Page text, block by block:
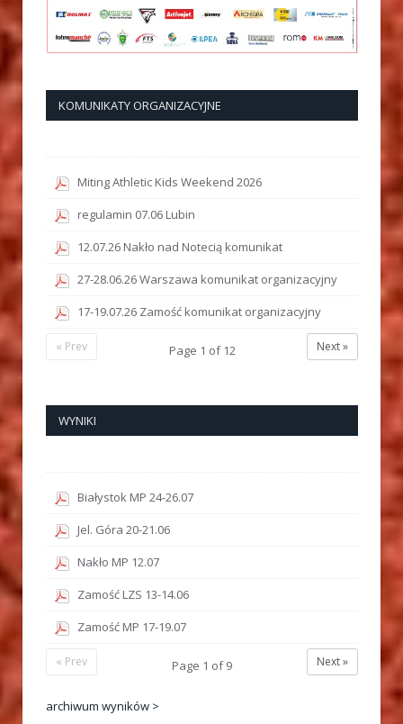
KOMUNIKATY ORGANIZACYJNE
Miting Athletic Kids Weekend 2026
regulamin 07.06 Lubin
12.07.26 Nakło nad Notecią komunikat
27-28.06.26 Warszawa komunikat organizacyjny
17-19.07.26 Zamość komunikat organizacyjny
Next »
Page 1 of12
« Prev
WYNIKI
Białystok MP 24-26.07
Jel. Góra 20-21.06
Nakło MP 12.07
Zamość LZS 13-14.06
Zamość MP 17-19.07
Next »
Page 1 of9
« Prev
archiwum wyników >